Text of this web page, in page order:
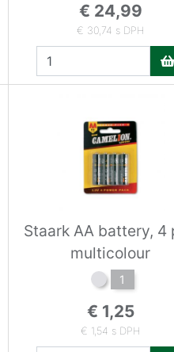
€ 24,99
€ 30,74 s DPH
Staark AA battery, 4
multicolour
1
€ 1,25
€ 1,54 s DPH